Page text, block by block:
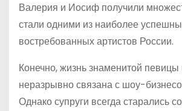
Валерия и Иосиф получили
стали одними из наиболее
востребованных артистов России.
Конечно, жизнь знаменитой
неразрывно связана с шоу-
Однако супруги всегда старались